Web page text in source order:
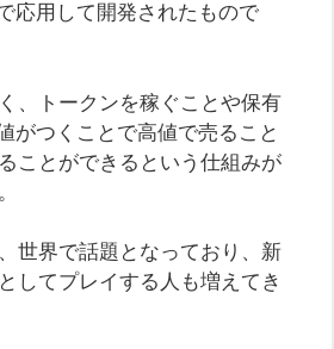
応用して開発されたもので
、トークンを稼ぐことや保有
がつくことで高値で売ること
ことができるという仕組みが
世界で話題となっており、新
してプレイする人も増えてき